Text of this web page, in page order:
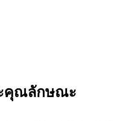
คุณลักษณะ